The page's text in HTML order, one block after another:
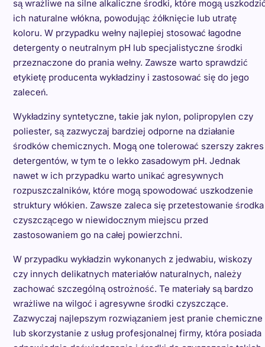
są wrażliwe na silne alkaliczne środki, które mogą
ich naturalne włókna, powodując żółknięcie lub utratę
koloru. W przypadku wełny najlepiej stosować łagodne
detergenty o neutralnym pH lub specjalistyczne środki
przeznaczone do prania wełny. Zawsze warto sprawdzić
etykietę producenta wykładziny i zastosować się do jego
zaleceń.
Wykładziny syntetyczne, takie jak nylon, polipropylen czy
poliester, są zazwyczaj bardziej odporne na działanie
środków chemicznych. Mogą one tolerować szerszy zakres
detergentów, w tym te o lekko zasadowym pH. Jednak
nawet w ich przypadku warto unikać agresywnych
rozpuszczalników, które mogą spowodować uszkodzenie
struktury włókien. Zawsze zaleca się przetestowanie środka
czyszczącego w niewidocznym miejscu przed
zastosowaniem go na całej powierzchni.
W przypadku wykładzin wykonanych z jedwabiu, wiskozy
czy innych delikatnych materiałów naturalnych, należy
zachować szczególną ostrożność. Te materiały są bardzo
wrażliwe na wilgoć i agresywne środki czyszczące.
Zazwyczaj najlepszym rozwiązaniem jest pranie chemiczne
lub skorzystanie z usług profesjonalnej firmy, która posiada